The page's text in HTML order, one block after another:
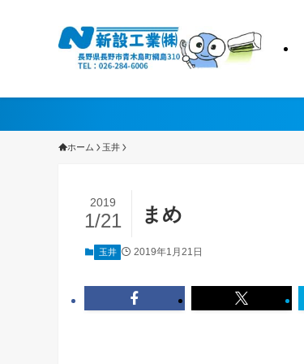
ホーム 玉井
まめ
2019
1/21
玉井 2019年1月21日